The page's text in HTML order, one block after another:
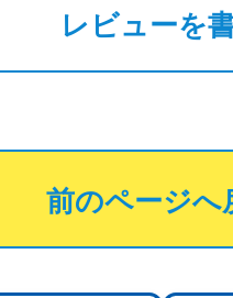
レビューを
前のページへ